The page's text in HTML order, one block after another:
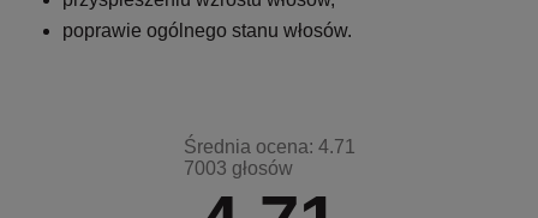
poprawie ogólnego stanu włosów.
Średnia ocena: 4.71
7003 głosów